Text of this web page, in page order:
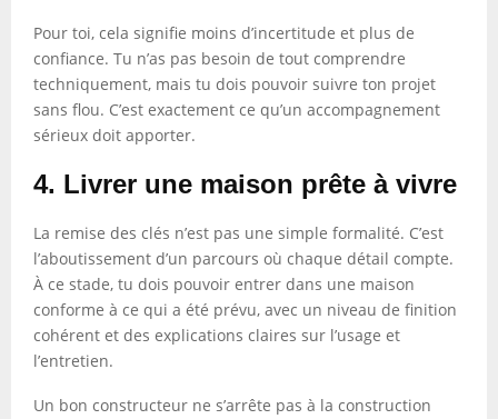
Pour toi, cela signifie moins d’incertitude et plus de
confiance. Tu n’as pas besoin de tout comprendre
techniquement, mais tu dois pouvoir suivre ton projet
sans flou. C’est exactement ce qu’un accompagnement
sérieux doit apporter.
4. Livrer une maison prête à vivre
La remise des clés n’est pas une simple formalité. C’est
l’aboutissement d’un parcours où chaque détail compte.
À ce stade, tu dois pouvoir entrer dans une maison
conforme à ce qui a été prévu, avec un niveau de finition
cohérent et des explications claires sur l’usage et
l’entretien.
Un bon constructeur ne s’arrête pas à la construction